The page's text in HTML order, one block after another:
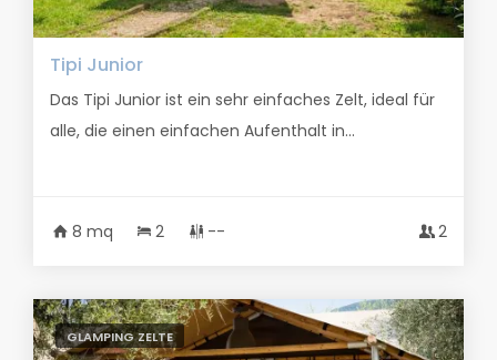
Tipi Junior
Das Tipi Junior ist ein sehr einfaches Zelt, ideal für
alle, die einen einfachen Aufenthalt in...
8 mq 2 -- 2
GLAMPING ZELTE